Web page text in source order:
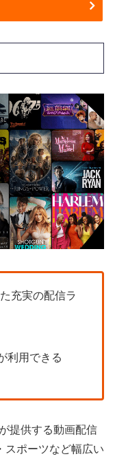
充実の配信ラ
利用できる
提供する動画配信
スポーツなど幅広い